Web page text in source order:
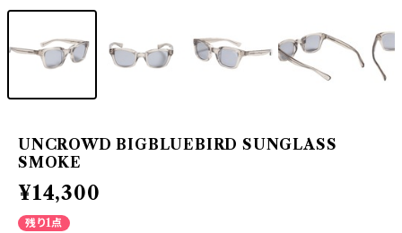
UNCROWD BIGBLUEBIRD SUNGLASS
SMOKE
¥14,300
残り1点